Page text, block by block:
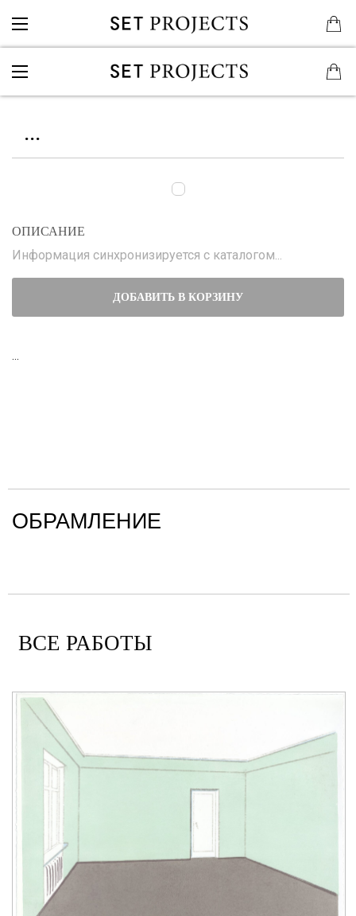
...
ОПИСАНИЕ
Информация синхронизируется с каталогом...
ДОБАВИТЬ В КОРЗИНУ
...
ОБРАМЛЕНИЕ
ВСЕ РАБОТЫ